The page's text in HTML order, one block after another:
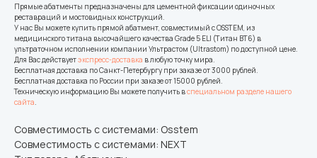
Прямые абатменты предназначены для цементной фиксации одиночных
реставраций и мостовидных конструкций.
У нас Вы можете купить прямой абатмент, совместимый с OSSTEM, из
медицинского титана высочайшего качества Grade 5 ELI (Титан ВТ6) в
ультраточном исполнении компании Ультрастом (Ultrastom) по доступной цене.
Для Вас действуетэкспресс-доставка в любую точку мира.
Бесплатная доставка по Санкт-Петербургу при заказе от 3000 рублей.
Бесплатная доставка по России при заказе от 15000 рублей.
Техническую информацию Вы можете получить вспециальном разделе нашего
сайта.
Совместимость с системами: Osstem
Совместимость с системами: NEXT